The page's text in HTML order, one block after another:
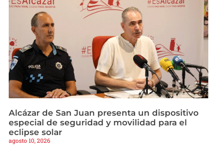
Alcázar de San Juan presenta un dispositivo
especial de seguridad y movilidad para el
eclipse solar
agosto 10, 2026